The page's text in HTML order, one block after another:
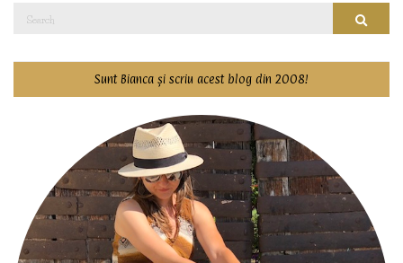
Sunt Bianca și scriu acest blog din 2008!